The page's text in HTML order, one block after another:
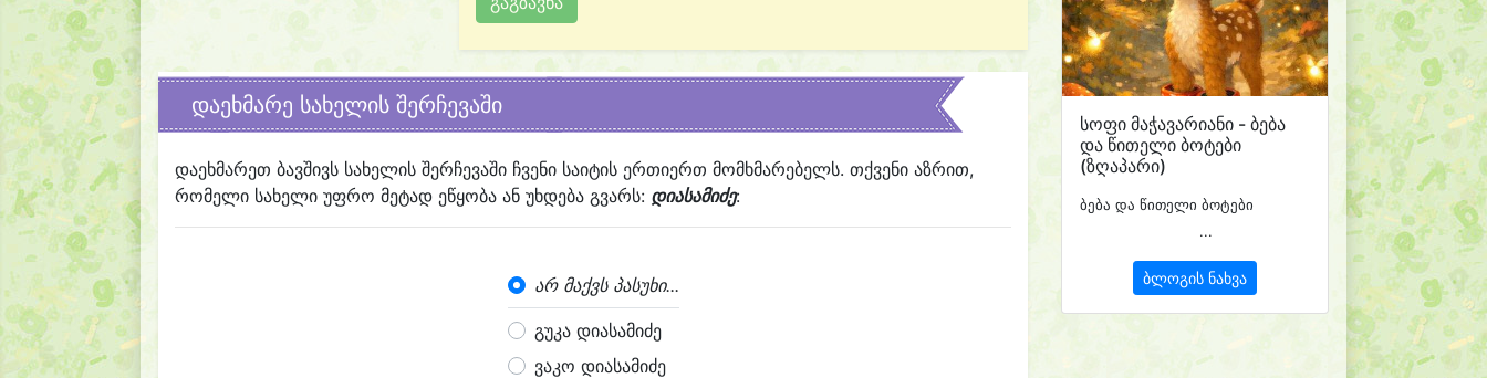
დაეხმარე სახელის შერჩევაში
დაეხმარეთ ბავშივს სახელის შერჩევაში ჩვენი საიტის ერთიერთ მომხმარებელს. თქვენი აზრით,
რომელი სახელი უფრო მეტად ეწყობა ან უხდება გვარს: დიასამიძე:
არ მაქვს პასუხი...
გუკა დიასამიძე
ვაკო დიასამიძე
სოფი მაჭავარიანი - ბება
და წითელი ბოტები
(ზღაპარი)
ბება და წითელი ბოტები
...
ბლოგის ნახვა